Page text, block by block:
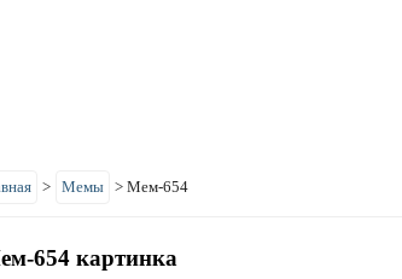
> Мемы > Мем-654
654 картинка